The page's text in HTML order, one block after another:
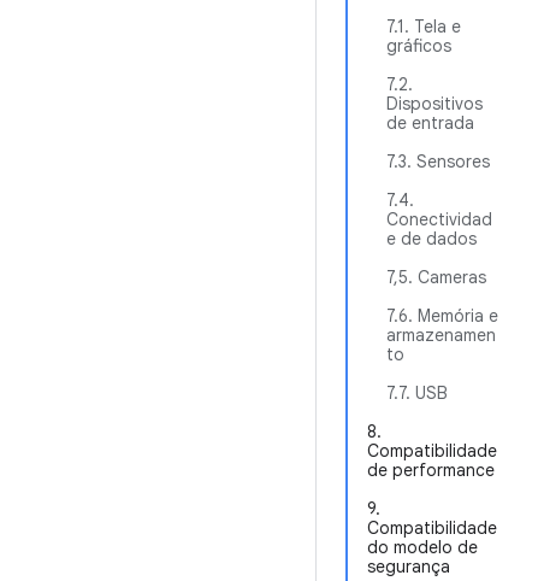
7.1. Tela e
gráficos
7.2.
Dispositivos
de entrada
7.3. Sensores
7.4.
Conectividad
e de dados
7,5. Cameras
7.6. Memória e
armazenamen
to
7.7. USB
8.
Compatibilidade
de performance
9.
Compatibilidade
do modelo de
segurança